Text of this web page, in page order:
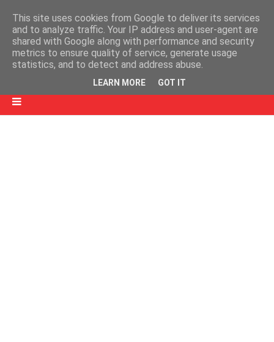
This site uses cookies from Google to deliver its services
and to analyze traffic. Your IP address and user-agent are
shared with Google along with performance and security
metrics to ensure quality of service, generate usage
statistics, and to detect and address abuse.
LEARN MORE GOT IT